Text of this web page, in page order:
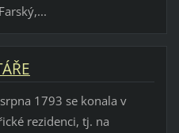
1793 se konala v
rezidenci, tj. na